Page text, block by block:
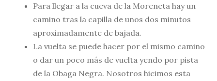
Para llegar a la cueva de la Moreneta hay un
camino tras la capilla de unos dos minutos
aproximadamente de bajada.
La vuelta se puede hacer por el mismo camino
o dar un poco más de vuelta yendo por pista
de la Obaga Negra. Nosotros hicimos esta